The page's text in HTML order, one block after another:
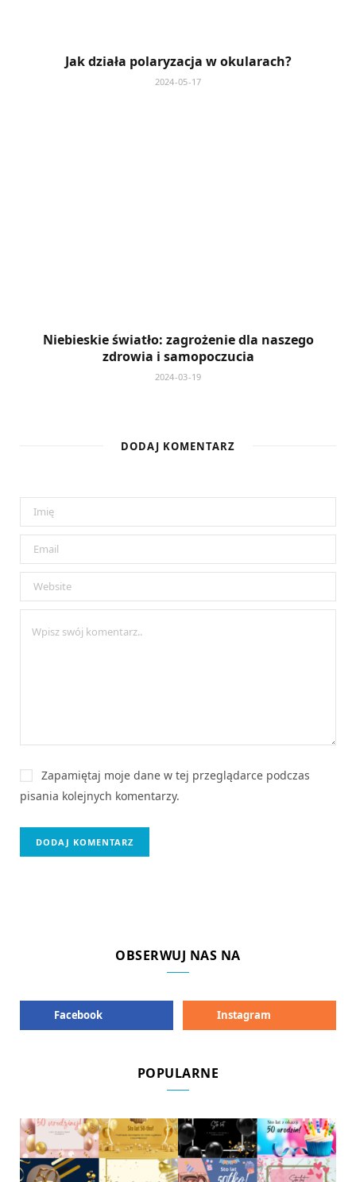
Jak działa polaryzacja w okularach?
2024-05-17
Niebieskie światło: zagrożenie dla naszego
zdrowia i samopoczucia
2024-03-19
DODAJ KOMENTARZ
Zapamiętaj moje dane w tej przeglądarce podczas
pisania kolejnych komentarzy.
OBSERWUJ NAS NA
Facebook Instagram
POPULARNE